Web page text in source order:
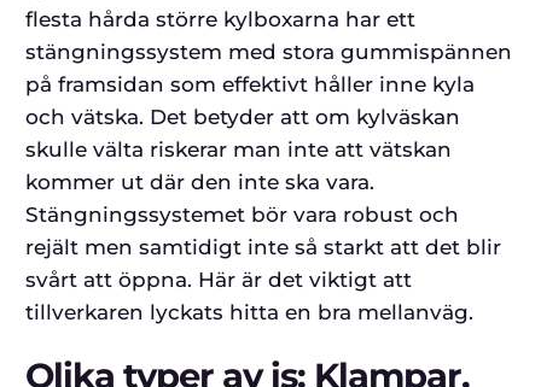
flesta hårda större kylboxarna har ett
stängningssystem med stora gummispännen
på framsidan som effektivt håller inne kyla
och vätska. Det betyder att om kylväskan
skulle välta riskerar man inte att vätskan
kommer ut där den inte ska vara.
Stängningssystemet bör vara robust och
rejält men samtidigt inte så starkt att det blir
svårt att öppna. Här är det viktigt att
tillverkaren lyckats hitta en bra mellanväg.
Olika typer av is: Klampar,